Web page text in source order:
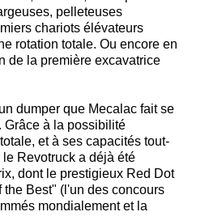
pelleteuses
chariots élévateurs
rotation totale. Ou encore en
de la première excavatrice
dumper que Mecalac fait se
Grâce à la possibilité
et à ses capacités tout-
le Revotruck a déjà été
dont le prestigieux Red Dot
the Best" (l'un des concours
mondialement et la